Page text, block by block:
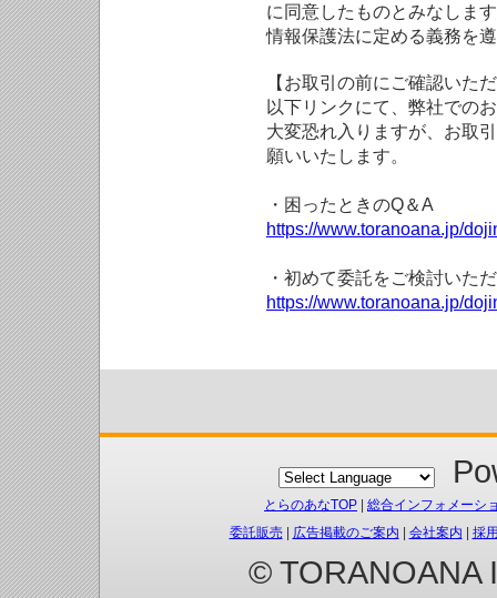
に同意したものとみなしま
情報保護法に定める義務を
【お取引の前にご確認いた
以下リンクにて、弊社での
大変恐れ入りますが、お取
願いいたします。
・困ったときのQ＆A
https://www.toranoana.jp/
・初めて委託をご検討いた
https://www.toranoana.jp/
とらのあなTOP
総合インフォメーシ
委託販売| 広告掲載のご案内 会社案内 採
© TORANOANA